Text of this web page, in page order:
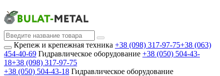
Крепеж и крепежная техника +38 (098) 317-97-75+38 (063)
454-40-69 Гидравлическое оборудование +38 (050) 504-43-
18+38 (098) 317-97-75
+38 (050) 504-43-18 Гидравлическое оборудование